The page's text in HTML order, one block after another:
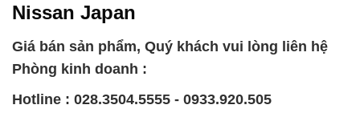
Nissan Japan
Giá bán sản phẩm, Quý khách vui lòng liên hệ
Phòng kinh doanh :
Hotline : 028.3504.5555 - 0933.920.505